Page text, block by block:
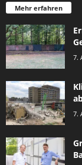
Mehr erfahren
7.
7.